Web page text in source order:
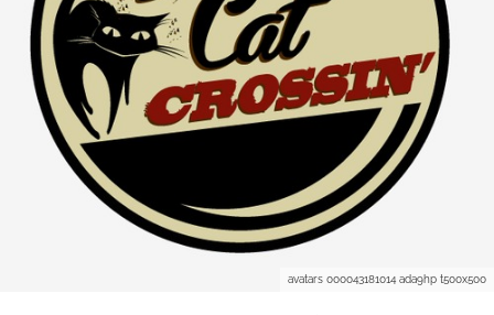
avatars 000043181014 ada9hp t500x500